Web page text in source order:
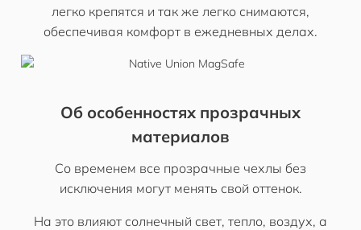
легко крепятся и так же легко снимаются,
обеспечивая комфорт в ежедневных делах.
Об особенностях прозрачных
материалов
Со временем все прозрачные чехлы без
исключения могут менять свой оттенок.
На это влияют солнечный свет, тепло, воздух, а